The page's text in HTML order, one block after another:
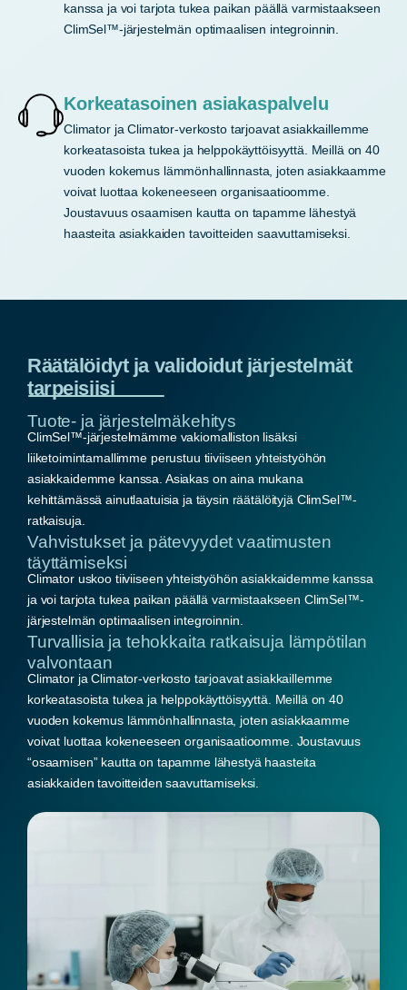
kanssa ja voi tarjota tukea paikan päällä varmistaakseen
ClimSel™-järjestelmän optimaalisen integroinnin.
Korkeatasoinen asiakaspalvelu
Climator ja Climator-verkosto tarjoavat asiakkaillemme
korkeatasoista tukea ja helppokäyttöisyyttä. Meillä on 40
vuoden kokemus lämmönhallinnasta, joten asiakkaamme
voivat luottaa kokeneeseen organisaatioomme.
Joustavuus osaamisen kautta on tapamme lähestyä
haasteita asiakkaiden tavoitteiden saavuttamiseksi.
Räätälöidyt ja validoidut järjestelmät
tarpeisiisi
Tuote- ja järjestelmäkehitys
ClimSel™-järjestelmämme vakiomalliston lisäksi
liiketoimintamallimme perustuu tiiviiseen yhteistyöhön
asiakkaidemme kanssa. Asiakas on aina mukana
kehittämässä ainutlaatuisia ja täysin räätälöityjä ClimSel™-
ratkaisuja.
Vahvistukset ja pätevyydet vaatimusten
täyttämiseksi
Climator uskoo tiiviiseen yhteistyöhön asiakkaidemme kanssa
ja voi tarjota tukea paikan päällä varmistaakseen ClimSel™-
järjestelmän optimaalisen integroinnin.
Turvallisia ja tehokkaita ratkaisuja lämpötilan
valvontaan
Climator ja Climator-verkosto tarjoavat asiakkaillemme
korkeatasoista tukea ja helppokäyttöisyyttä. Meillä on 40
vuoden kokemus lämmönhallinnasta, joten asiakkaamme
voivat luottaa kokeneeseen organisaatioomme. Joustavuus
“osaamisen” kautta on tapamme lähestyä haasteita
asiakkaiden tavoitteiden saavuttamiseksi.